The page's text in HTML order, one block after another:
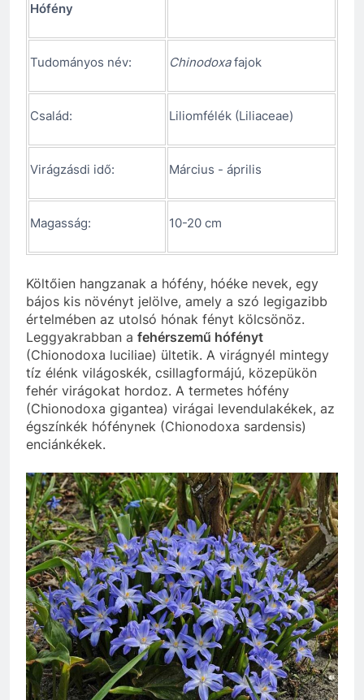
Hófény
Tudományos név: Chinodoxafajok
Család: Liliomfélék (Liliaceae)
Virágzásdi idő: Március - április
Magasság: 10-20 cm
Költőien hangzanak a hófény, hóéke nevek, egy
bájos kis növényt jelölve, amely a szó legigazibb
értelmében az utolsó hónak fényt kölcsönöz.
Leggyakrabban a fehérszemű hófényt
(Chionodoxa luciliae) ültetik. A virágnyél mintegy
tíz élénk világoskék, csillagformájú, közepükön
fehér virágokat hordoz. A termetes hófény
(Chionodoxa gigantea) virágai levendulakékek, az
égszínkék hófénynek (Chionodoxa sardensis)
enciánkékek.